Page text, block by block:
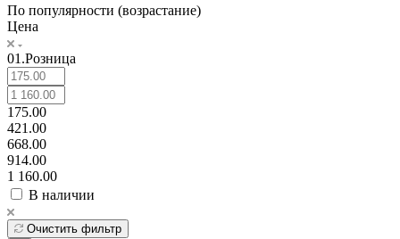
По популярности (возрастание)
Цена
01.Розница
175.00
421.00
668.00
914.00
1 160.00
В наличии
Очистить фильтр